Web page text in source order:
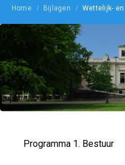
Home Bijlagen Wettelijk-
Programma 1. Bestuur